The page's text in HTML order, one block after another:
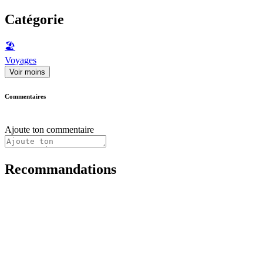
Catégorie
🏖
Voyages
Voir moins
Commentaires
Ajoute ton commentaire
Recommandations